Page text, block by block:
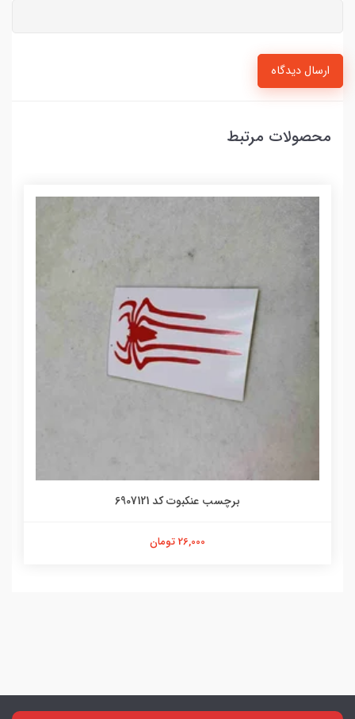
ارسال دیدگاه
محصولات مرتبط
برچسب عنکبوت کد 6907121
26,000 تومان